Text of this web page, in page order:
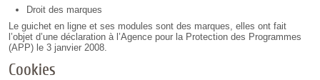
Droit des marques
Le guichet en ligne et ses modules sont des marques, elles ont fait
l’objet d’une déclaration à l’Agence pour la Protection des Programmes
(APP) le 3 janvier 2008.
Cookies